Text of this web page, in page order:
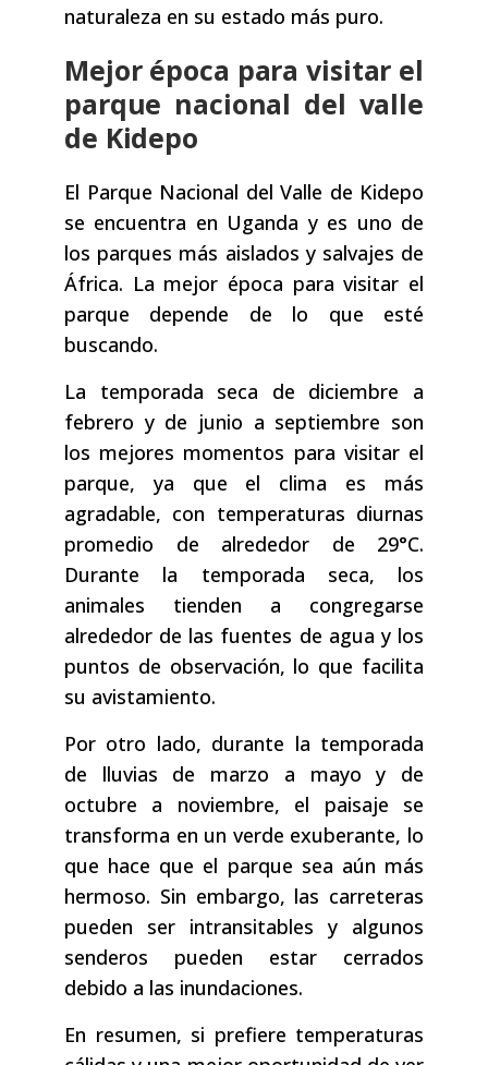
naturaleza en su estado más puro.
Mejor época para visitar el
parque nacional del valle
de Kidepo
El Parque Nacional del Valle de Kidepo
se encuentra en Uganda y es uno de
los parques más aislados y salvajes de
África. La mejor época para visitar el
parque depende de lo que esté
buscando.
La temporada seca de diciembre a
febrero y de junio a septiembre son
los mejores momentos para visitar el
parque, ya que el clima es más
agradable, con temperaturas diurnas
promedio de alrededor de 29°C.
Durante la temporada seca, los
animales tienden a congregarse
alrededor de las fuentes de agua y los
puntos de observación, lo que facilita
su avistamiento.
Por otro lado, durante la temporada
de lluvias de marzo a mayo y de
octubre a noviembre, el paisaje se
transforma en un verde exuberante, lo
que hace que el parque sea aún más
hermoso. Sin embargo, las carreteras
pueden ser intransitables y algunos
senderos pueden estar cerrados
debido a las inundaciones.
En resumen, si prefiere temperaturas